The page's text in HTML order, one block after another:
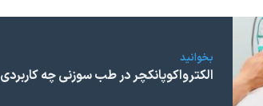
بخوانید
الکترواکوپانکچر در طب سوزنی چه کاربردی